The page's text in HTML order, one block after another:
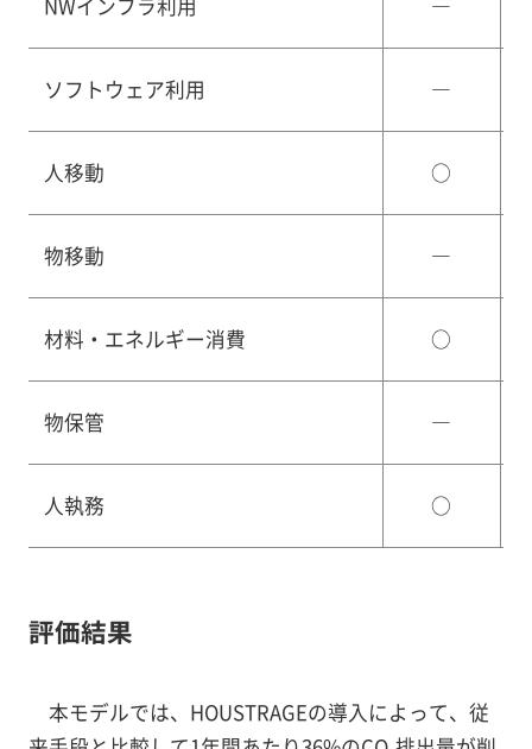
NWインフラ利用 ―
ソフトウェア利用 ―
人移動 ○
物移動 ―
材料・エネルギー消費 ○
物保管 ―
人執務 ○
評価結果
本モデルでは、HOUSTRAGEの導入によって、従